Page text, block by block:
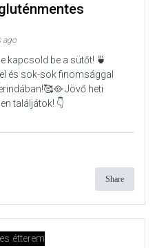
ago
kapcsold be a sütőt! 🍵
és sok-sok finomsággal
Jövő heti
találjátok! 👇
Share